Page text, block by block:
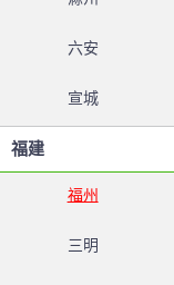
六安
宣城
福建
福州
三明